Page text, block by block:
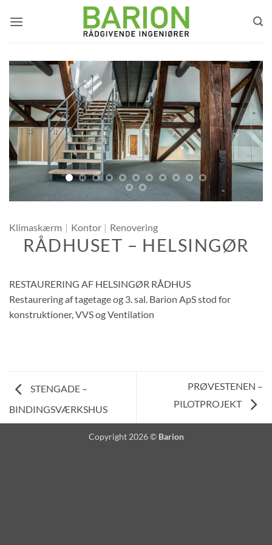
Klimaskærm | Kontor | Renovering
RÅDHUSET – HELSINGØR
RESTAURERING AF HELSINGØR RÅDHUS
Restaurering af tagetage og 3. sal. Barion ApS stod for
konstruktioner, VVS og Ventilation
STENGADE –
BINDINGSVÆRKSHUS
PRØVESTENEN –
PILOTPROJEKT
Copyright 2026 © Barion